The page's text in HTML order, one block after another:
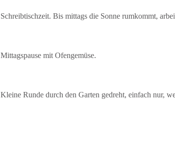
Schreibtischzeit. Bis mittags die Sonne rumkommt,
Mittagspause mit Ofengemüse.
Kleine Runde durch den Garten gedreht, einfach nur,